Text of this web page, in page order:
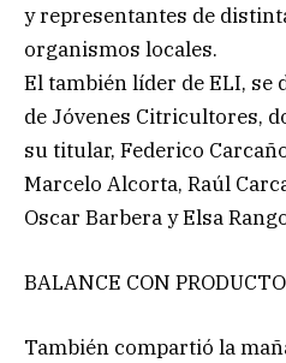
y representantes de
organismos locales.
El también líder de ELI, se
de Jóvenes Citricultores,
su titular, Federico
Marcelo Alcorta, Raúl
Oscar Barbera y Elsa
BALANCE CON
También compartió la